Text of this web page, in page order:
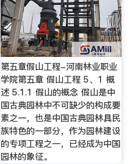
第五章假山工程-河南林业职业
学院第五章 假山工程 5、1 概
述 5.1.1 假山的概念 假山是中
国古典园林中不可缺少的构成要
素之一，也是中国古典园林具民
族特色的一部分，作为园林建设
的专项工程之一，已经成为中国
园林的象征。